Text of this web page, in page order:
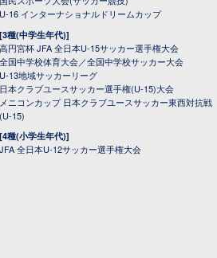
U-16 インターナショナルドリームカップ
[3種(中学生年代)]
高円宮杯 JFA 全日本U-15サッカー選手権大会
全国中学校体育大会／全国中学校サッカー大会
U-13地域サッカーリーグ
日本クラブユースサッカー選手権(U-15)大会
メニコンカップ 日本クラブユースサッカー東西対抗戦
(U-15)
[4種(小学生年代)]
JFA 全日本U-12サッカー選手権大会